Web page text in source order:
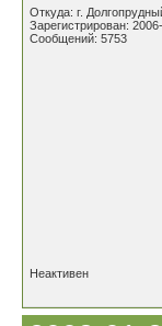
Откуда: г.
Зарегистрирован:
Сообщений: 5753
Неактивен